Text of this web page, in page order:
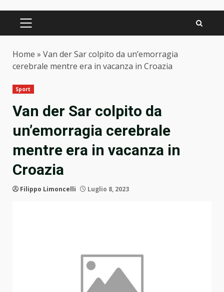
PRIMARY
Home » Van der Sar colpito da un’emorragia
cerebrale mentre era in vacanza in Croazia
Sport
Van der Sar colpito da
un’emorragia cerebrale
mentre era in vacanza in
Croazia
Filippo Limoncelli Luglio 8, 2023